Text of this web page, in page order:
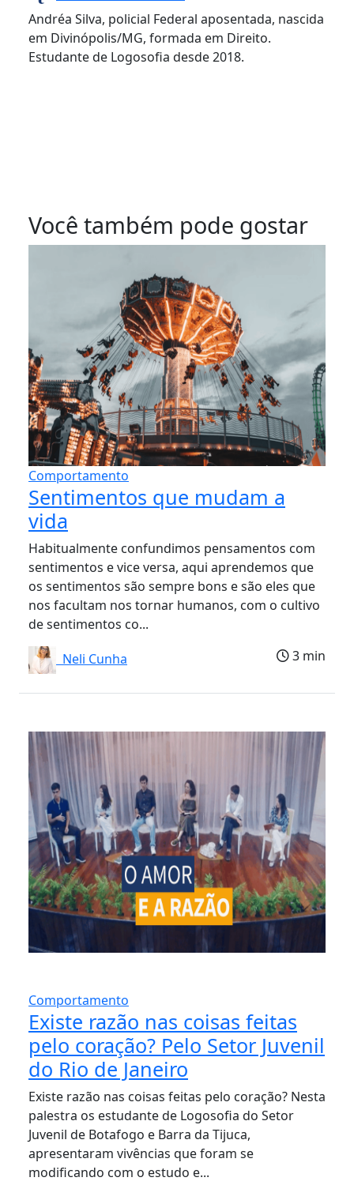
Andréa Silva, policial Federal aposentada, nascida
em Divinópolis/MG, formada em Direito.
Estudante de Logosofia desde 2018.
Você também pode gostar
Comportamento
Sentimentos que mudam a
vida
Habitualmente confundimos pensamentos com
sentimentos e vice versa, aqui aprendemos que
os sentimentos são sempre bons e são eles que
nos facultam nos tornar humanos, com o cultivo
de sentimentos co...
Neli Cunha
3 min
Comportamento
Existe razão nas coisas feitas
pelo coração? Pelo Setor Juvenil
do Rio de Janeiro
Existe razão nas coisas feitas pelo coração? Nesta
palestra os estudante de Logosofia do Setor
Juvenil de Botafogo e Barra da Tijuca,
apresentaram vivências que foram se
modificando com o estudo e...